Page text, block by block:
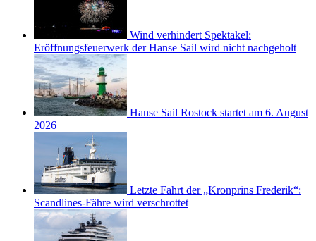
Wind verhindert Spektakel:
Eröffnungsfeuerwerk der Hanse Sail wird nicht nachgeholt
Hanse Sail Rostock startet am 6. August
2026
Letzte Fahrt der „Kronprins Frederik“:
Scandlines-Fähre wird verschrottet